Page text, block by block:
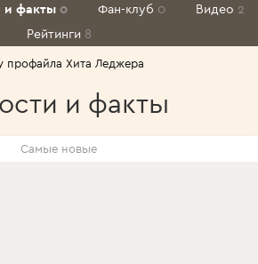
и факты 0 Фан-клуб 0 Видео 2
Рейтинги 8
профайла Хита Леджера
и факты
Самые новые